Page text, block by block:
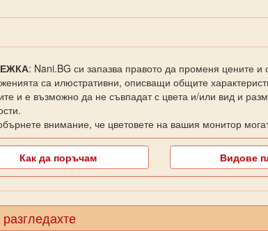
: Nani.BG си запазва правото да променя цените и
са илюстративни, описващи общите
и е възможно да не съвпадат с цвета и/или вид и
внимание, че цветовете на вашия монитор
Как да поръчам Видове